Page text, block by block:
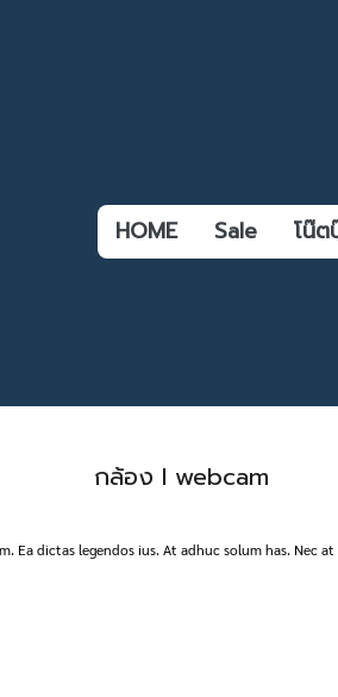
HOME Sale โน๊
กล้อง l webcam
Ea dictas legendos ius. At adhuc solum has.